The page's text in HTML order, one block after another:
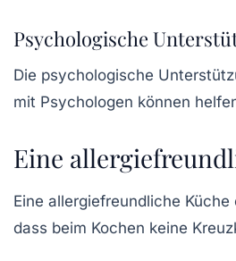
Psychologische
Die psychologische
mit Psychologen können
Eine
Eine allergiefreundliche
dass beim Kochen keine